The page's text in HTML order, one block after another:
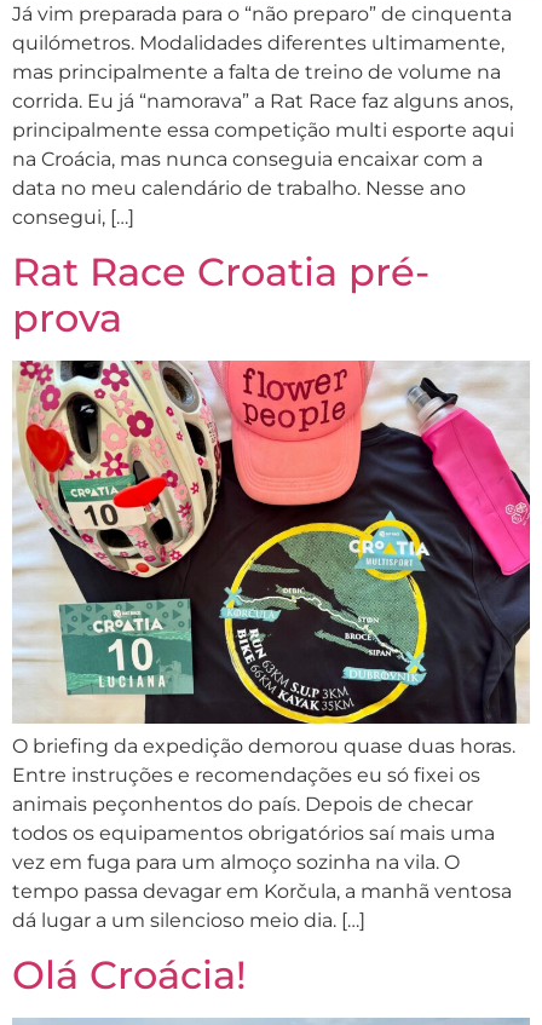
Já vim preparada para o “não preparo” de cinquenta
quilómetros. Modalidades diferentes ultimamente,
mas principalmente a falta de treino de volume na
corrida. Eu já “namorava” a Rat Race faz alguns anos,
principalmente essa competição multi esporte aqui
na Croácia, mas nunca conseguia encaixar com a
data no meu calendário de trabalho. Nesse ano
consegui, […]
Rat Race Croatia pré-
prova
O briefing da expedição demorou quase duas horas.
Entre instruções e recomendações eu só fixei os
animais peçonhentos do país. Depois de checar
todos os equipamentos obrigatórios saí mais uma
vez em fuga para um almoço sozinha na vila. O
tempo passa devagar em Korčula, a manhã ventosa
dá lugar a um silencioso meio dia. […]
Olá Croácia!